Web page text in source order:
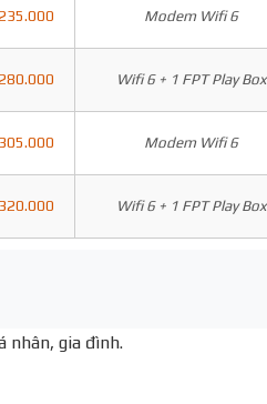
Modem Wifi 6
Wifi 6 + 1 FPT Play Box
305.000 Modem Wifi 6
320.000 Wifi 6 + 1 FPT Play Box
nhân, gia đình.